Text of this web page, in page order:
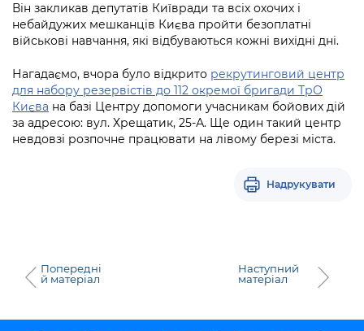
Він закликав депутатів Київради та всіх охочих і
небайдужих мешканців Києва пройти безоплатні
військові навчання, які відбуваються кожні вихідні дні.
Нагадаємо, вчора було відкрито рекрутинговий центр
для набору резервістів до 112 окремої бригади ТрО
Києва на базі Центру допомоги учасникам бойових дій
за адресою: вул. Хрещатик, 25-А. Ще один такий центр
невдовзі розпочне працювати на лівому березі міста.
Надрукувати
Попередні
й матеріал
Наступний
матеріал